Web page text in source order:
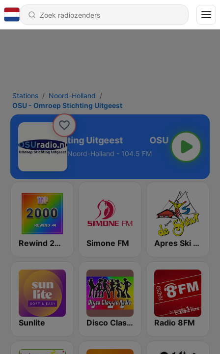
Stations
Noord-Holland
OSU - Omroep Stichting Uitgeest
- Omroep Stichting Uitgeest
Noord-Holland - 104.5 FM
Rewind 2000's Simone FM Apres Ski Radio
Sunlite Disco Classic Radio Radio 8FM